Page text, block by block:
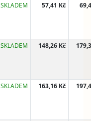
SKLADEM 57,41 Kč
SKLADEM 148,26 Kč
SKLADEM 163,16 Kč